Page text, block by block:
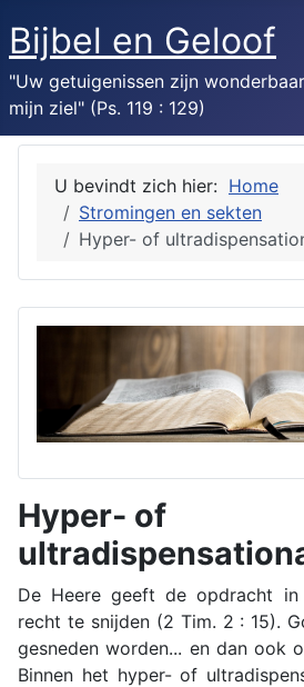
Bijbel en Geloof
"Uw getuigenissen zijn
mijn ziel" (Ps. 119 : 129)
U bevindt zich hier: Home
Stromingen en sekten
Hyper- of
Hyper- of
De Heere geeft de opdracht
recht te snijden (2 Tim. 2 : 15).
gesneden worden... en dan ook
Binnen het hyper- of